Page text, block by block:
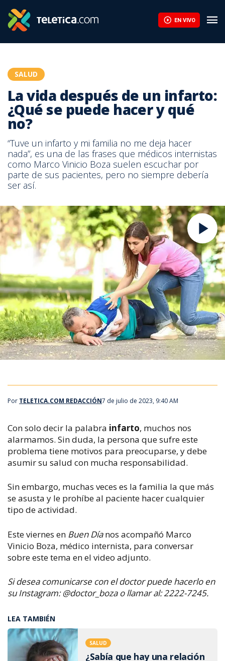
EN VIVO
SALUD
La vida después de un infarto:
¿Qué se puede hacer y qué
no?
“Tuve un infarto y mi familia no me deja hacer
nada”, es una de las frases que médicos internistas
como Marco Vinicio Boza suelen escuchar por
parte de sus pacientes, pero no siempre debería
ser así.
Por TELETICA.COM REDACCIÓN7 de julio de 2023, 9:40 AM
Con solo decir la palabra infarto, muchos nos
alarmamos. Sin duda, la persona que sufre este
problema tiene motivos para preocuparse, y debe
asumir su salud con mucha responsabilidad.
Sin embargo, muchas veces es la familia la que más
se asusta y le prohíbe al paciente hacer cualquier
tipo de actividad.
Este viernes en Buen Díanos acompañó Marco
Vinicio Boza, médico internista, para conversar
sobre este tema en el video adjunto.
Si desea comunicarse con el doctor puede hacerlo en
su Instagram: @doctor_boza o llamar al: 2222-7245.
LEA TAMBIÉN
SALUD
¿Sabía que hay una relación